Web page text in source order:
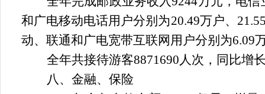
和广电移动电话用户分别为20.49万户、
动、联通和广电宽带互联网用户分别为6.09
全年共接待游客8871690人次，同比增
八、金融、保险